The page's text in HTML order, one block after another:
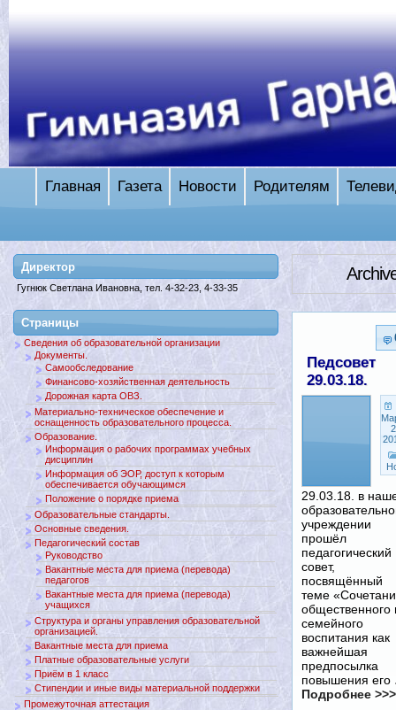
Главная Газета Новости Родителям
Педсовет
29.03.18.
29.03.18. в
учреждении
прошёл
педагогический
совет,
посвящённый
теме
общественного
семейного
воспитания как
важнейшая
предпосылка
повышения его
Подробнее >>>
Директор
Гугнюк Светлана Ивановна, тел. 4-32-23, 4-33-35
Страницы
Сведения об образовательной организации
Документы.
Самообследование
Финансово-хозяйственная деятельность
Дорожная карта ОВЗ.
Материально-техническое обеспечение и
оснащенность образовательного процесса.
Образование.
Информация о рабочих программах учебных
дисциплин
Информация об ЭОР, доступ к которым
обеспечивается обучающимся
Положение о порядке приема
Образовательные стандарты.
Основные сведения.
Педагогический состав
Руководство
Вакантные места для приема (перевода)
педагогов
Вакантные места для приема (перевода)
учащихся
Структура и органы управления образовательной
организацией.
Вакантные места для приема
Платные образовательные услуги
Приём в 1 класс
Стипендии и иные виды материальной поддержки
Промежуточная аттестация